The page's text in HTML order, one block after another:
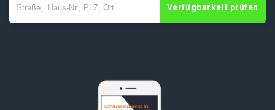
Verfügbarkeit prüfen